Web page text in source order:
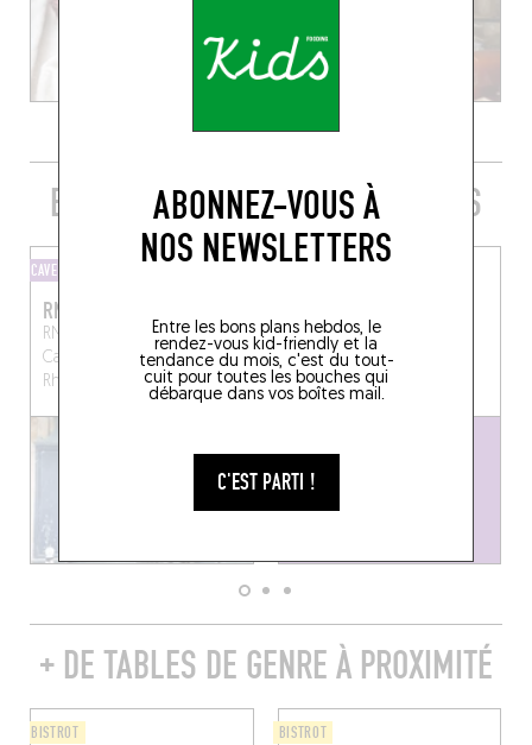
ABONNEZ-VOUS À
NOS NEWSLETTERS
Entre les bons plans hebdos, le
rendez-vous kid-friendly et la
tendance du mois, c'est du tout-
cuit pour toutes les bouches qui
débarque dans vos boîtes mail.
C'EST PARTI !
EMBARQUER SA QUILLE TOUT PRÈS
CAVE
RN7 VINS
RN7 - Vins Fins et de
Caractère de la Vallée du
Rhône
Bordeaux (33000)
23 Pl. Gambetta
(24500)
+ DE TABLES DE GENRE À PROXIMITÉ
BISTROT BISTROT